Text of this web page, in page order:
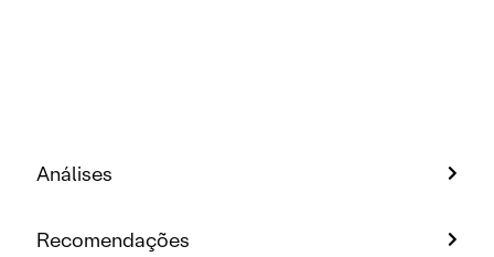
Análises
Recomendações